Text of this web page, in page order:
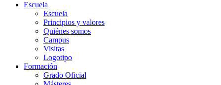
Escuela
Escuela
Principios y valores
Quiénes somos
Campus
Visitas
Logotipo
Formación
Grado Oficial